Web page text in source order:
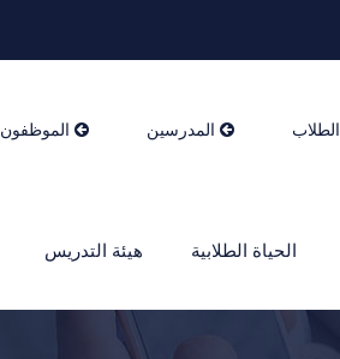
الطلاب المدرسين الموظفون
الحياة الطلابية هيئة التدريس